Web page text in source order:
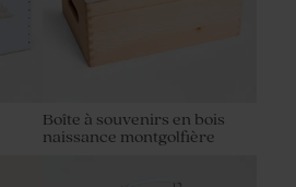
Boîte à souvenirs en bois
naissance montgolfière